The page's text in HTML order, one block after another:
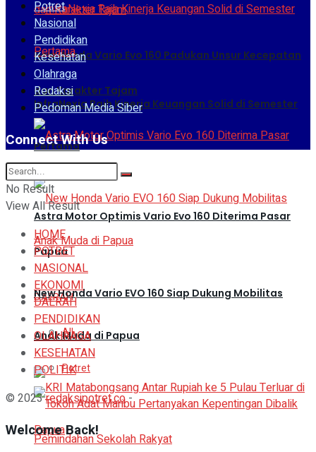
New Honda Vario Evo 160 Padukan Unsur Kecepatan
dan Karakter Tajam
Astra Motor Optimis Vario Evo 160 Diterima Pasar
Papua
DAERAH
All
Potret
InfraNexia Raih Kinerja Keuangan Solid di Semester
Pertama
New Honda Vario EVO 160 Siap Dukung Mobilitas
Anak Muda di Papua
Potret
Nasional
Pendidikan
Kesehatan
Olahraga
Redaksi
Pedoman Media Siber
Connect With Us
No Result
View All Result
HOME
POTRET
NASIONAL
EKONOMI
DAERAH
PENDIDIKAN
OLAHRAGA
KESEHATAN
POLITIK
© 2023redaksipotret.co-
Welcome Back!